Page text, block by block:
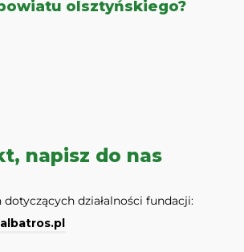
olsztyńskiego?
napisz do nas
dotyczących działalności fundacji: